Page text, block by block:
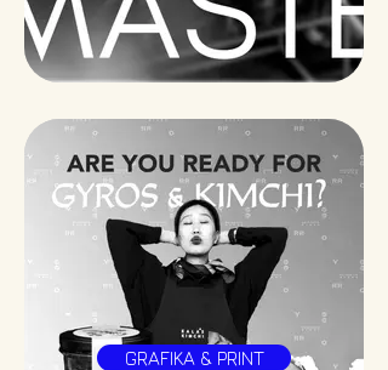
GRAFIKA & PRINT